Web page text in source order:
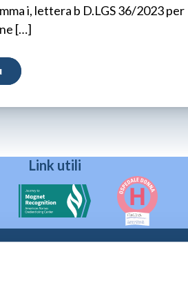
i, lettera b D.LGS 36/2023 per
[…]
Link utili